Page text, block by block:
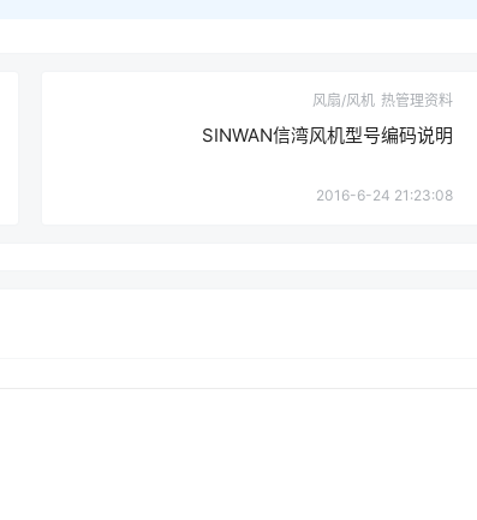
风扇/风机 热管理资料
SINWAN信湾风机型号编码说明
2016-6-24 21:23:08